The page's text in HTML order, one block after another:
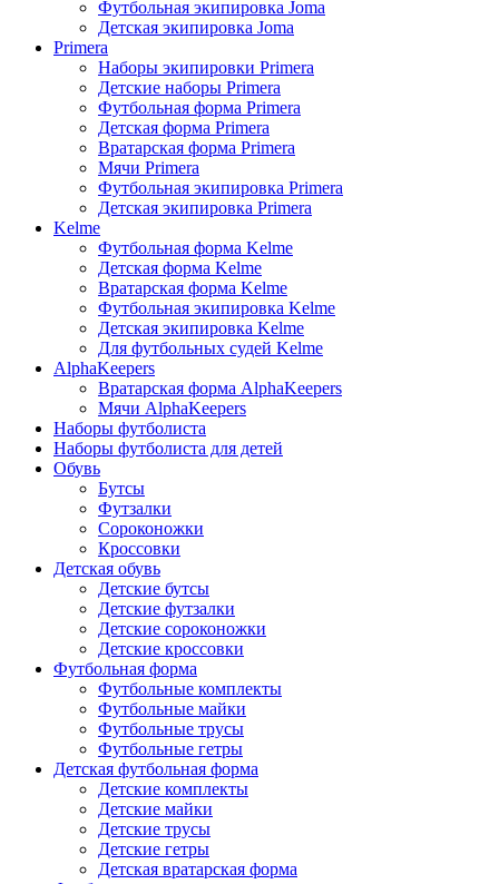
Футбольная экипировка Joma
Детская экипировка Joma
Primera
Наборы экипировки Primera
Детские наборы Primera
Футбольная форма Primera
Детская форма Primera
Вратарская форма Primera
Мячи Primera
Футбольная экипировка Primera
Детская экипировка Primera
Kelme
Футбольная форма Kelme
Детская форма Kelme
Вратарская форма Kelme
Футбольная экипировка Kelme
Детская экипировка Kelme
Для футбольных судей Kelme
AlphaKeepers
Вратарская форма AlphaKeepers
Мячи AlphaKeepers
Наборы футболиста
Наборы футболиста для детей
Обувь
Бутсы
Футзалки
Сороконожки
Кроссовки
Детская обувь
Детские бутсы
Детские футзалки
Детские сороконожки
Детские кроссовки
Футбольная форма
Футбольные комплекты
Футбольные майки
Футбольные трусы
Футбольные гетры
Детская футбольная форма
Детские комплекты
Детские майки
Детские трусы
Детские гетры
Детская вратарская форма